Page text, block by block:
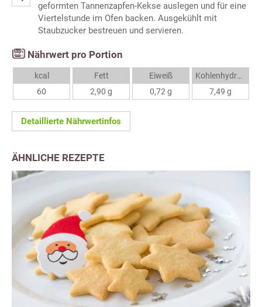
geformten Tannenzapfen-Kekse auslegen und für eine
Viertelstunde im Ofen backen. Ausgekühlt mit
Staubzucker bestreuen und servieren.
Nährwert pro Portion
kcal
60
Fett
2,90 g
Eiweiß
0,72 g
Kohlenhydrate
7,49 g
Detaillierte Nährwertinfos
ÄHNLICHE REZEPTE